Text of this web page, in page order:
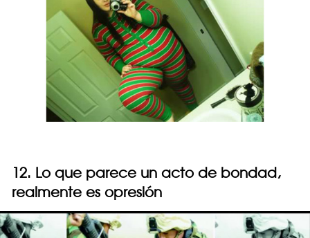
12. Lo que parece un acto de bondad,
realmente es opresión